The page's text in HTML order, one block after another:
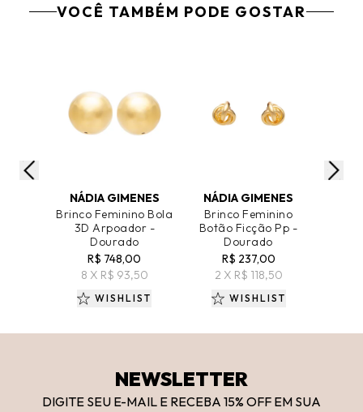
VOCÊ TAMBÉM PODE GOSTAR
NÁDIA GIMENES
Brinco Feminino Bola
3D Arpoador -
Dourado
R$ 748,00
8 X R$ 93,50
WISHLIST
NÁDIA GIMENES
Brinco Feminino
Botão Ficção Pp -
Dourado
R$ 237,00
2 X R$ 118,50
WISHLIST
NEWSLETTER
DIGITE SEU E-MAIL E RECEBA 15% OFF EM SUA